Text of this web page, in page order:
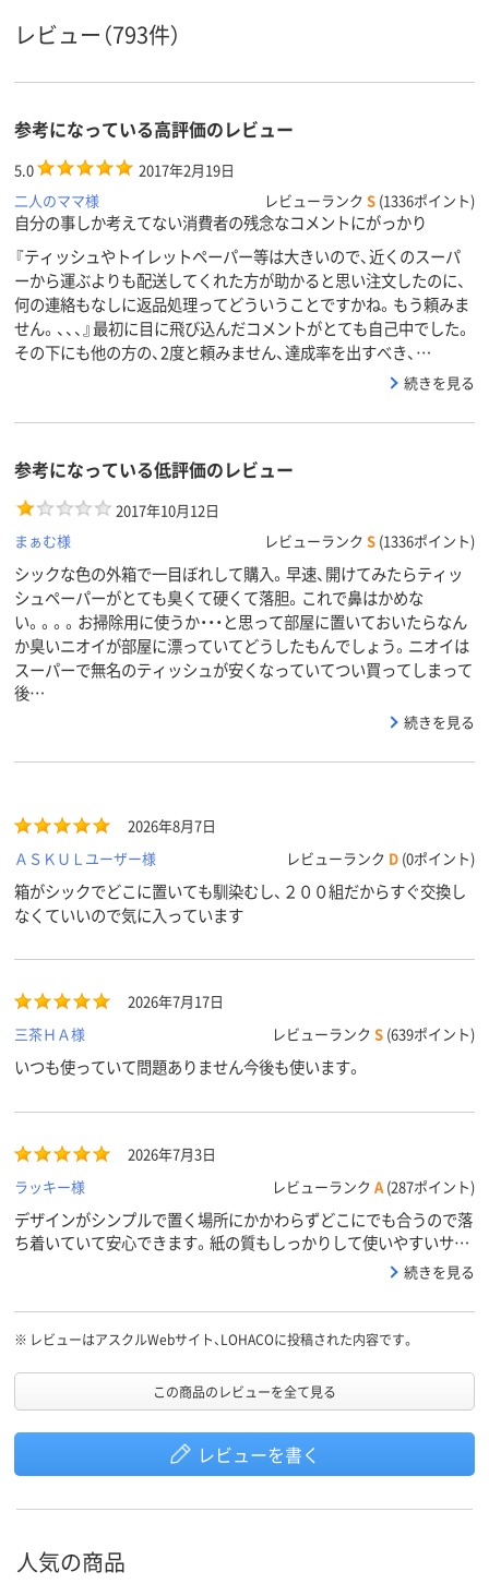
スコア
レビュー（793件）
参考になっている高評価のレビュー
5.0
2017年2月19日
二人のママ様
レビューランク S (1336ポイント)
自分の事しか考えてない消費者の残念なコメントにがっかり
『ティッシュやトイレットペーパー等は大きいので、近くのスーパ
ーから運ぶよりも配送してくれた方が助かると思い注文したのに、
何の連絡もなしに返品処理ってどういうことですかね。もう頼みま
せん。、、、』最初に目に飛び込んだコメントがとても自己中でした。
その下にも他の方の、2度と頼みません、達成率を出すべき、…
続きを見る
参考になっている低評価のレビュー
2017年10月12日
まぁむ様
レビューランク S (1336ポイント)
シックな色の外箱で一目ぼれして購入。早速、開けてみたらティッ
シュペーパーがとても臭くて硬くて落胆。これで鼻はかめな
い。。。。お掃除用に使うか・・・と思って部屋に置いておいたらなん
か臭いニオイが部屋に漂っていてどうしたもんでしょう。ニオイは
スーパーで無名のティッシュが安くなっていてつい買ってしまって
後…
続きを見る
2026年8月7日
ＡＳＫＵＬユーザー様
レビューランク D (0ポイント)
箱がシックでどこに置いても馴染むし、２００組だからすぐ交換し
なくていいので気に入っています
2026年7月17日
三茶ＨＡ様
レビューランク S (639ポイント)
いつも使っていて問題ありません今後も使います。
2026年7月3日
ラッキー様
レビューランク A (287ポイント)
デザインがシンプルで置く場所にかかわらずどこにでも合うので落
ち着いていて安心できます。紙の質もしっかりして使いやすいサイ
ズと枚数も150組とかでなくしっかり200組入っているので交換頻
続きを見る
※ レビューはアスクルWebサイト、LOHACOに投稿された内容です。
この商品のレビューを全て見る
レビューを書く
人気の商品